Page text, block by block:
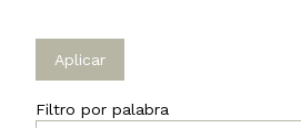
Filtro por palabra